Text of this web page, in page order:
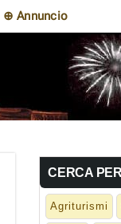
⊕ Annuncio
CERCA
Agriturismi